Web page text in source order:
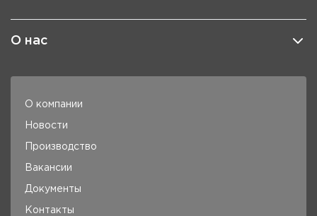
О нас
О компании
Новости
Производство
Вакансии
Документы
Контакты